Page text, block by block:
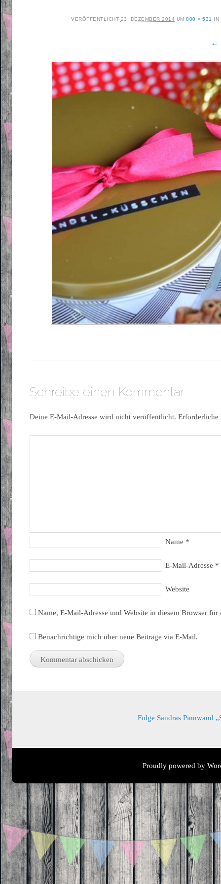
VERÖFFENTLICHT 23. DEZEMBER 2014 UM800 × 531 IN
←
Schreibe einen Kommentar
Deine E-Mail-Adresse wird nicht veröffentlicht.
Name *
E-Mail-Adresse *
Website
Name, E-Mail-Adresse und Website in diesem Browser
Benachrichtige mich über neue Beiträge via E-Mail.
Folge Sandras Pinnwand
Proudly powered by